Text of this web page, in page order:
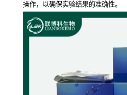
操作，以确保实验结果的准确性。